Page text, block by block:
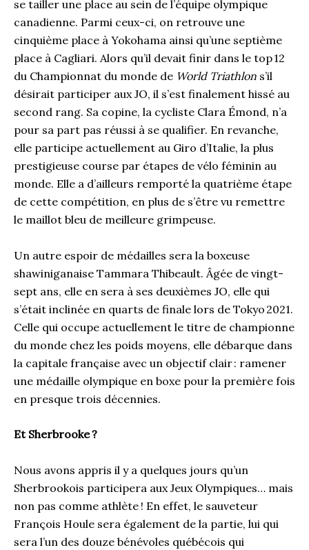
se tailler une place au sein de l’équipe olympique
canadienne. Parmi ceux-ci, on retrouve une
cinquième place à Yokohama ainsi qu’une septième
place à Cagliari. Alors qu’il devait finir dans le top 12
du Championnat du monde de World Triathlon s’il
désirait participer aux JO, il s’est finalement hissé au
second rang. Sa copine, la cycliste Clara Émond, n’a
pour sa part pas réussi à se qualifier. En revanche,
elle participe actuellement au Giro d’Italie, la plus
prestigieuse course par étapes de vélo féminin au
monde. Elle a d’ailleurs remporté la quatrième étape
de cette compétition, en plus de s’être vu remettre
le maillot bleu de meilleure grimpeuse.
Un autre espoir de médailles sera la boxeuse
shawiniganaise Tammara Thibeault. Âgée de vingt-
sept ans, elle en sera à ses deuxièmes JO, elle qui
s’était inclinée en quarts de finale lors de Tokyo 2021.
Celle qui occupe actuellement le titre de championne
du monde chez les poids moyens, elle débarque dans
la capitale française avec un objectif clair : ramener
une médaille olympique en boxe pour la première fois
en presque trois décennies.
Et Sherbrooke?
Nous avons appris il y a quelques jours qu’un
Sherbrookois participera aux Jeux Olympiques… mais
non pas comme athlète ! En effet, le sauveteur
François Houle sera également de la partie, lui qui
sera l’un des douze bénévoles québécois qui